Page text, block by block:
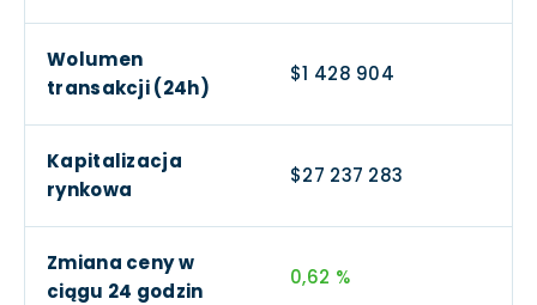
Wolumen
transakcji (24h)
$1 428 904
Kapitalizacja
rynkowa
$27 237 283
Zmiana ceny w
ciągu 24 godzin
0,62 %